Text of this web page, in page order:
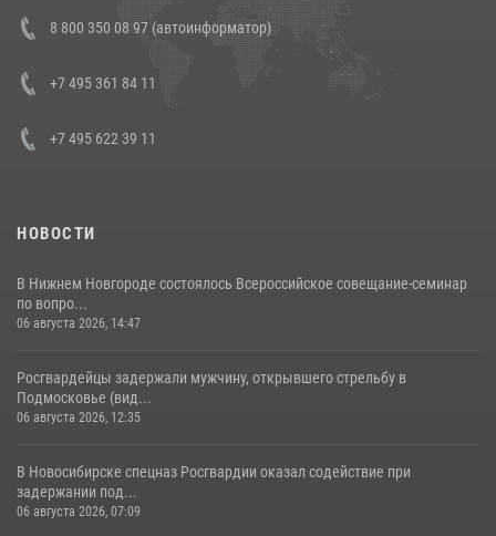
В Росгвардии прошла военно-научная конференция по обобщению
боевого опыта
8 800 350 08 97 (автоинформатор)
+7 495 361 84 11
+7 495 622 39 11
НОВОСТИ
В Нижнем Новгороде состоялось Всероссийское совещание-семинар
по вопро...
06 августа 2026, 14:47
Росгвардейцы задержали мужчину, открывшего стрельбу в
Подмосковье (вид...
06 августа 2026, 12:35
В Новосибирске спецназ Росгвардии оказал содействие при
задержании под...
06 августа 2026, 07:09